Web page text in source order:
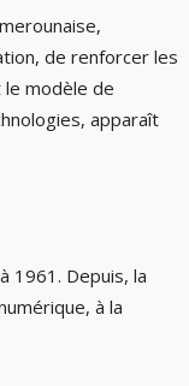
de renforcer les
le modèle de
apparaît
1961. Depuis, la
à la